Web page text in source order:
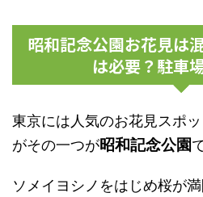
昭和記念公園お花見は
は必要？駐車
東京には人気のお花見スポ
がその一つが昭和記念公園
ソメイヨシノをはじめ桜が